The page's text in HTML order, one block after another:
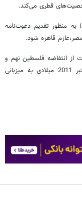
قطری می‌کند.
منظور تقدیم دعوت‌نامه
قاهره ‌شود.
از انتفاضه فلسطین نهم و
دهم مهرماه سال جاری مصادف با یکم و دوم اکتبر 2011 میلادی به میزبانی